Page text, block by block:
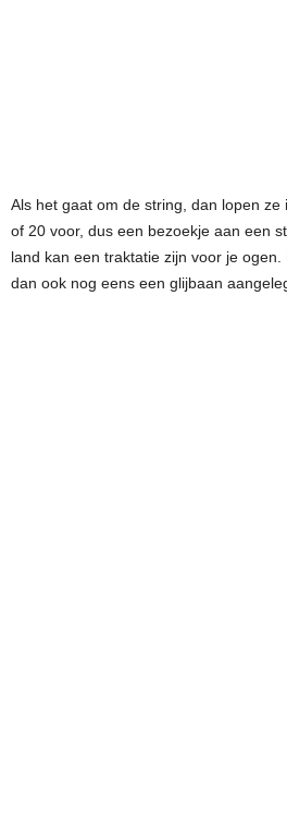
Als het gaat om de string, dan lopen ze
of 20 voor, dus een bezoekje aan een
land kan een traktatie zijn voor je
dan ook nog eens een glijbaan